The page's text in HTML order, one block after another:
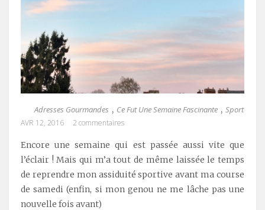
Adresses Gourmandes , Ce Fut Une Semaine Fascinante , Sport
AVR 12, 2016 2 commentaires
Encore une semaine qui est passée aussi vite que
l’éclair ! Mais qui m’a tout de même laissée le temps
de reprendre mon assiduité sportive avant ma course
de samedi (enfin, si mon genou ne me lâche pas une
nouvelle fois avant)